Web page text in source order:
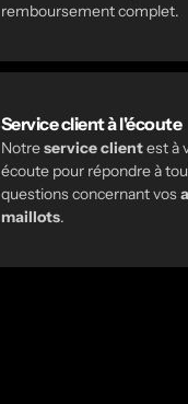
remboursement complet.
Service client à l'écoute
Notreservice clientest à
écoute pour répondre à
questions concernant vos
maillots.